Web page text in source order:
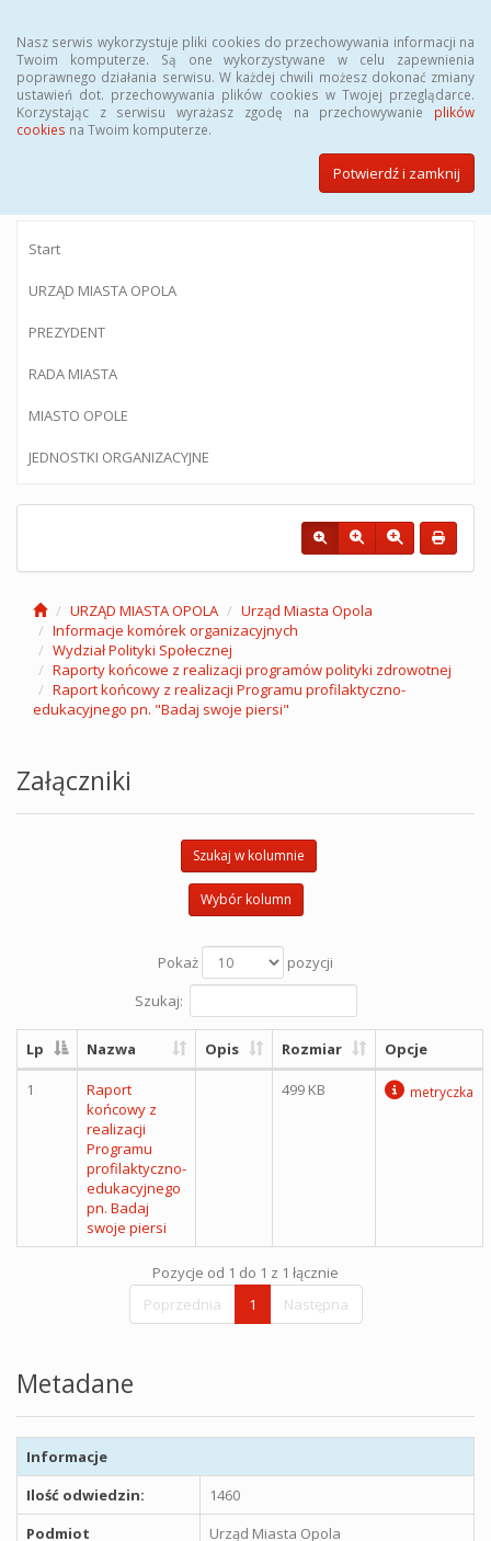
Nasz serwis wykorzystuje pliki cookies do przechowywania informacji na
Twoim komputerze. Są one wykorzystywane w celu zapewnienia
poprawnego działania serwisu. W każdej chwili możesz dokonać zmiany
ustawień dot. przechowywania plików cookies w Twojej przeglądarce.
Korzystając z serwisu wyrażasz zgodę na przechowywanie plików
cookies na Twoim komputerze.
Potwierdź i zamknij
BIULETYN INFORMACJI PUBLICZNEJ
Urzędu Miasta Opola
Start
URZĄD MIASTA OPOLA
PREZYDENT
RADA MIASTA
MIASTO OPOLE
JEDNOSTKI ORGANIZACYJNE
URZĄD MIASTA OPOLA
Urząd Miasta Opola
Informacje komórek organizacyjnych
Wydział Polityki Społecznej
Raporty końcowe z realizacji programów polityki zdrowotnej
Raport końcowy z realizacji Programu profilaktyczno-
edukacyjnego pn. "Badaj swoje piersi"
Załączniki
Szukaj w kolumnie
Wybór kolumn
Pokaż
pozycji
Szukaj:
Lp Nazwa Opis Rozmiar Opcje
1
Raport
końcowy z
realizacji
Programu
profilaktyczno-
edukacyjnego
pn. Badaj
swoje piersi
499 KB metryczka
Pozycje od 1 do 1 z 1 łącznie
Poprzednia
1 Następna
Metadane
Informacje
Ilość odwiedzin:
1460
Podmiot
Urząd Miasta Opola